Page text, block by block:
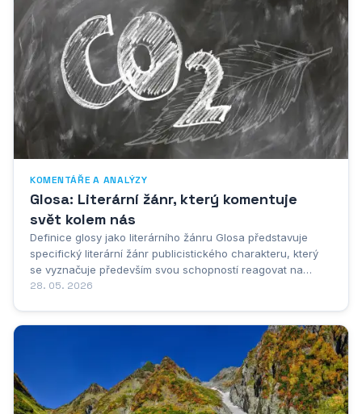
KOMENTÁŘE A ANALÝZY
Glosa: Literární žánr, který komentuje
svět kolem nás
Definice glosy jako literárního žánru Glosa představuje
specifický literární žánr publicistického charakteru, který
se vyznačuje především svou schopností reagovat na
aktuální společenské dění prostřednictvím osobního, často
28. 05. 2026